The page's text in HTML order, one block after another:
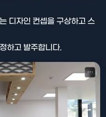
디자인 컨셉을 구상하고 스
하고 발주합니다.